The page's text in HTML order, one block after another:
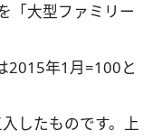
「大型ファミリー
2015年1月=100と
したものです。上